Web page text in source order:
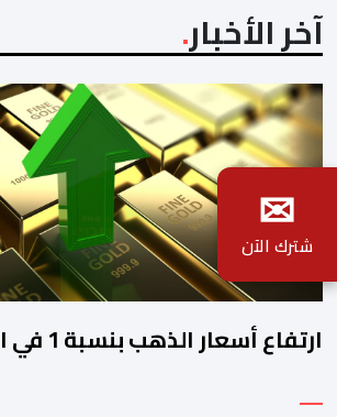
آخر الأخبار
ارتفاع أسعار الذهب بنسبة 1 في المائة
✉
شترك الآن